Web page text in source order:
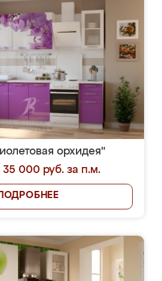
орхидея"
35 000 руб. за п.м.
ПОДРОБНЕЕ